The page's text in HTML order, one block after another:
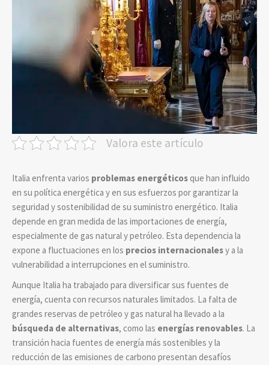
Valora este artículo
Italia enfrenta varios problemas energéticosque han influido
en su política energética y en sus esfuerzos por garantizar la
seguridad y sostenibilidad de su suministro energético. Italia
depende en gran medida de las importaciones de energía,
especialmente de gas natural y petróleo. Esta dependencia la
expone a fluctuaciones en los precios internacionalesy a la
vulnerabilidad a interrupciones en el suministro.
Aunque Italia ha trabajado para diversificar sus fuentes de
energía, cuenta con recursos naturales limitados. La falta de
grandes reservas de petróleo y gas natural ha llevado a la
búsqueda de alternativas, como las energías renovables. La
transición hacia fuentes de energía más sostenibles y la
reducción de las emisiones de carbono presentan desafíos